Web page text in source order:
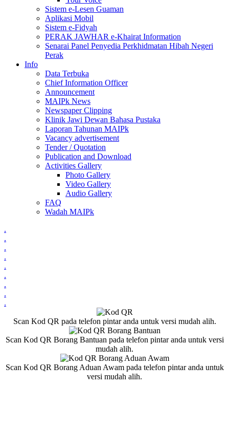
Sistem e-Lesen Guaman
Aplikasi Mobil
Sistem e-Fidyah
PERAK JAWHAR e-Khairat Information
Senarai Panel Penyedia Perkhidmatan Hibah Negeri
Perak
Info
Data Terbuka
Chief Information Officer
Announcement
MAIPk News
Newspaper Clipping
Klinik Jawi Dewan Bahasa Pustaka
Laporan Tahunan MAIPk
Vacancy advertisement
Tender / Quotation
Publication and Download
Activities Gallery
Photo Gallery
Video Gallery
Audio Gallery
FAQ
Wadah MAIPk
.
.
.
.
.
.
.
.
.
Scan Kod QR pada telefon pintar anda untuk versi mudah alih.
Scan Kod QR Borang Bantuan pada telefon pintar anda untuk versi
mudah alih.
Scan Kod QR Borang Aduan Awam pada telefon pintar anda untuk
versi mudah alih.